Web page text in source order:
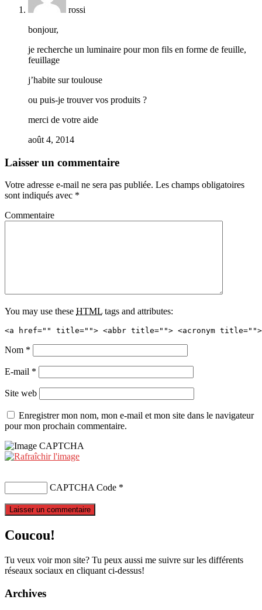
rossi
bonjour,
je recherche un luminaire pour mon fils en forme de feuille,
feuillage
j’habite sur toulouse
ou puis-je trouver vos produits ?
merci de votre aide
août 4, 2014
Laisser un commentaire
Votre adresse e-mail ne sera pas publiée. Les champs obligatoires
sont indiqués avec *
Commentaire
You may use these HTML tags and attributes:
<a href="" title=""> <abbr title=""> <acronym title="">
Nom *
E-mail *
Site web
Enregistrer mon nom, mon e-mail et mon site dans le navigateur
pour mon prochain commentaire.
CAPTCHA Code *
Coucou!
Tu veux voir mon site? Tu peux aussi me suivre sur les différents
réseaux sociaux en cliquant ci-dessus!
Archives